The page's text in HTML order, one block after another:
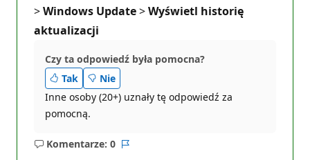
>Windows Update>Wyświetl historię
aktualizacji
Czy ta odpowiedź była pomocna?
Tak
Nie
Inne osoby (20+) uznały tę odpowiedź za
pomocną.
Komentarze: 0
Brak